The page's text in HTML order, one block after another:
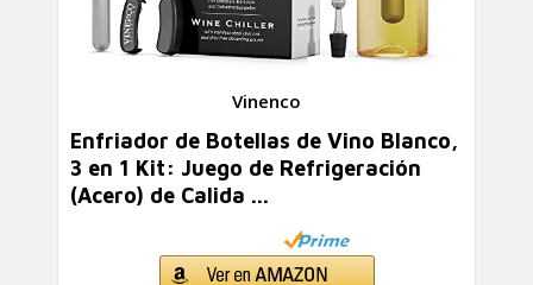
Vinenco
Enfriador de Botellas de Vino Blanco,
3 en 1 Kit: Juego de Refrigeración
(Acero) de Calida ...